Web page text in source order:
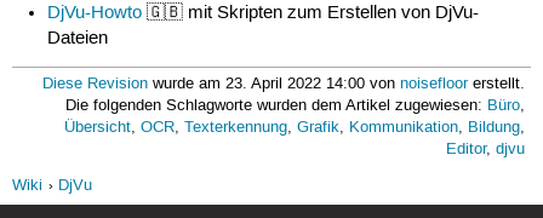
DjVu-Howto 🇬🇧 mit Skripten zum Erstellen von DjVu-
Dateien
Diese Revision wurde am 23. April 2022 14:00 vonnoisefloorerstellt.
Die folgenden Schlagworte wurden dem Artikel zugewiesen: Büro,
Übersicht,OCR,Texterkennung,Grafik, Kommunikation, Bildung,
Editor,djvu
Wiki
DjVu